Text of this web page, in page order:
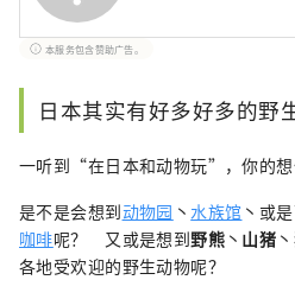
本服务包含赞助广告。
日本其实有好多好多的野
一听到“在日本和动物玩”，你的想
是不是会想到动物园 丶水族馆 丶或
咖啡呢？ 又或是想到野熊 丶 山猪 丶
各地受欢迎的野生动物呢？